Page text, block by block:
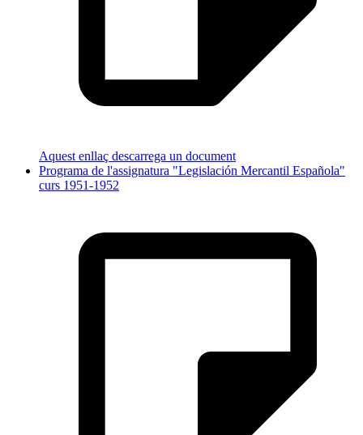
Aquest enllaç descarrega un document
Programa de l'assignatura "Legislación Mercantil Española"
curs 1951-1952